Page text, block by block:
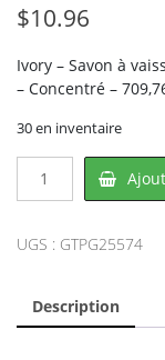
$10.96
Ivory – Savon à
– Concentré –
30 en inventaire
PG25574,
GAMBLE
UGS : GTPG25574
Description